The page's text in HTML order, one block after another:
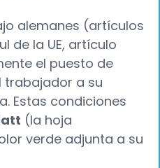
alemanes (artículos
de la UE, artículo
el puesto de
trabajador a su
Estas condiciones
(la hoja
verde adjunta a su